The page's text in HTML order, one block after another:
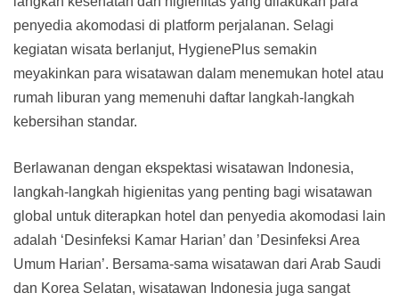
penyedia akomodasi di platform perjalanan. Selagi
kegiatan wisata berlanjut, HygienePlus semakin
meyakinkan para wisatawan dalam menemukan hotel atau
rumah liburan yang memenuhi daftar langkah-langkah
kebersihan standar.
Berlawanan dengan ekspektasi wisatawan Indonesia,
langkah-langkah higienitas yang penting bagi wisatawan
global untuk diterapkan hotel dan penyedia akomodasi lain
adalah ‘Desinfeksi Kamar Harian’ dan ’Desinfeksi Area
Umum Harian’. Bersama-sama wisatawan dari Arab Saudi
dan Korea Selatan, wisatawan Indonesia juga sangat